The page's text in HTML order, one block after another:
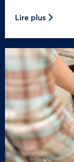
Lire plus